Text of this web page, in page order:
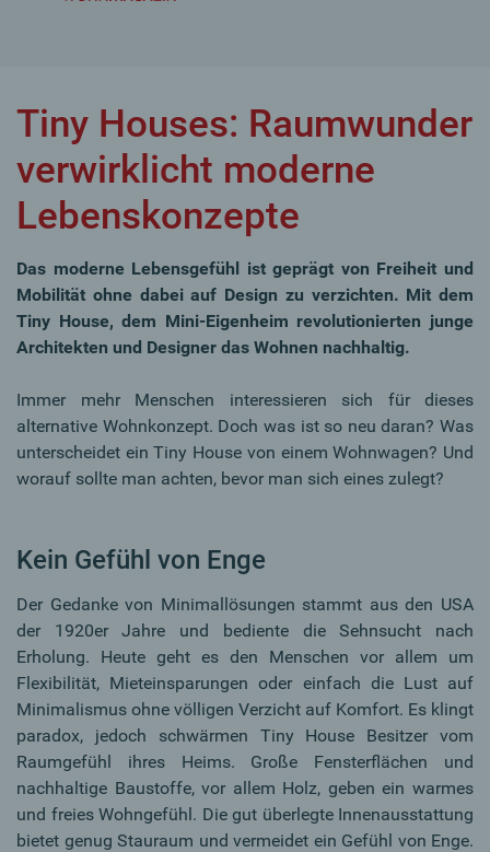
Tiny Houses: Raumwunder
verwirklicht moderne
Lebenskonzepte
Das moderne Lebensgefühl ist geprägt von Freiheit und
Mobilität ohne dabei auf Design zu verzichten. Mit dem
Tiny House, dem Mini-Eigenheim revolutionierten junge
Architekten und Designer das Wohnen nachhaltig.
Immer mehr Menschen interessieren sich für dieses
alternative Wohnkonzept. Doch was ist so neu daran? Was
unterscheidet ein Tiny House von einem Wohnwagen? Und
worauf sollte man achten, bevor man sich eines zulegt?
Kein Gefühl von Enge
Der Gedanke von Minimallösungen stammt aus den USA
der 1920er Jahre und bediente die Sehnsucht nach
Erholung. Heute geht es den Menschen vor allem um
Flexibilität, Mieteinsparungen oder einfach die Lust auf
Minimalismus ohne völligen Verzicht auf Komfort. Es klingt
paradox, jedoch schwärmen Tiny House Besitzer vom
Raumgefühl ihres Heims. Große Fensterflächen und
nachhaltige Baustoffe, vor allem Holz, geben ein warmes
und freies Wohngefühl. Die gut überlegte Innenausstattung
bietet genug Stauraum und vermeidet ein Gefühl von Enge.